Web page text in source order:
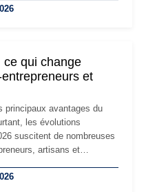
à un environnement
ce qui change
et
principaux avantages du
les évolutions
suscitent de nombreuses
artisans et
la TVA : les règles